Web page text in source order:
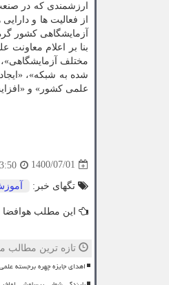
ارزشمندی که در
از فعالیت ها و
آزمایشگاهی کشور
بنا بر اعلام
مختلف
شده به شبکه»،
علمی کشور» و
1400/07/01
تگهای خبر:
این مطلب هوافضا
تازه ترین مطالب
اهدای جایزه چهره برجسته